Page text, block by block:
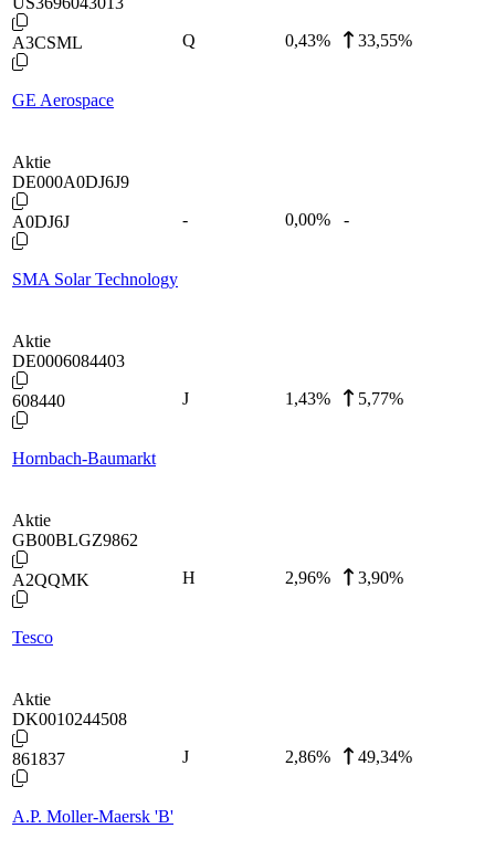
A3CSML
GE Aerospace
Q 0,43% 33,55%
Aktie
DE000A0DJ6J9
A0DJ6J
SMA Solar Technology
- 0,00% -
Aktie
DE0006084403
608440
Hornbach-Baumarkt
J 1,43% 5,77%
Aktie
GB00BLGZ9862
A2QQMK
Tesco
H 2,96% 3,90%
Aktie
DK0010244508
861837
A.P. Moller-Maersk 'B'
J 2,86% 49,34%